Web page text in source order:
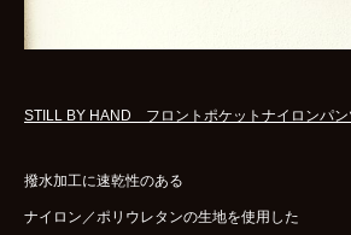
STILL BY HAND フロントポケットナイロンパ
撥水加工に速乾性のある
ナイロン／ポリウレタンの生地を使用した